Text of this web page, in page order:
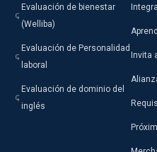
Evaluación de bienestar
(Welliba)
Evaluación de Personalidad
laboral
Evaluación de dominio del
inglés
Invita